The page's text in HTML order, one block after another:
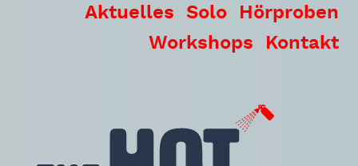
Aktuelles Solo
Hörproben
Workshops
Kontakt